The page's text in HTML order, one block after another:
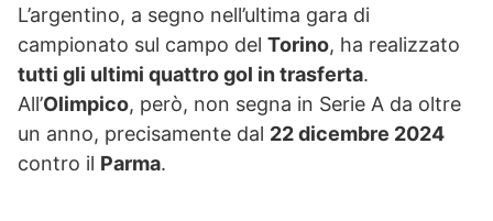
L’argentino, a segno nell’ultima gara di
campionato sul campo del Torino, ha realizzato
tutti gli ultimi quattro gol in trasferta.
All’Olimpico, però, non segna in Serie A da oltre
un anno, precisamente dal 22 dicembre 2024
contro il Parma.